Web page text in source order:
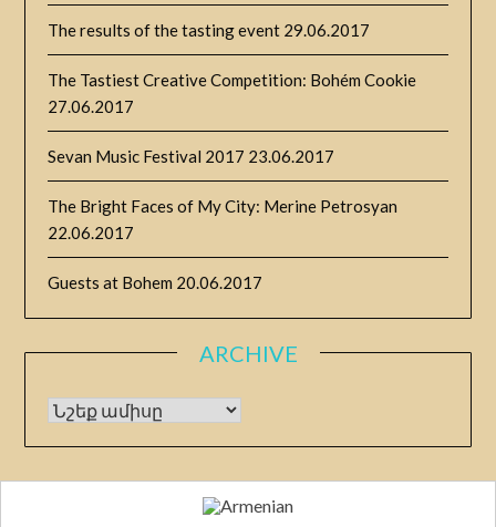
The results of the tasting event 29.06.2017
The Tastiest Creative Competition: Bohém Cookie
27.06.2017
Sevan Music Festival 2017 23.06.2017
The Bright Faces of My City: Merine Petrosyan
22.06.2017
Guests at Bohem 20.06.2017
ARCHIVE